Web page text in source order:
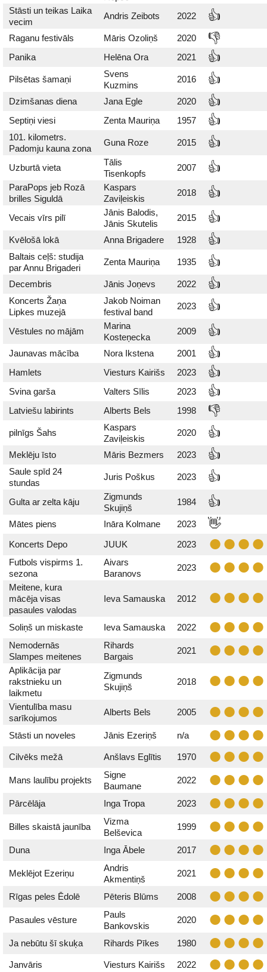
Stāsti un teikas Laika
vecim
Andris Zeibots 2022 👍
Raganu festivāls Māris Ozoliņš 2020 👎
Panika Helēna Ora 2021 👍
Pilsētas šamaņi
Svens
Kuzmins
2016 👍
Dzimšanas diena Jana Egle 2020 👍
Septiņi viesi Zenta Mauriņa 1957 👍
101. kilometrs.
Padomju kauna zona
Guna Roze 2015 👍
Uzburtā vieta
Tālis
Tisenkopfs
2007 👍
ParaPops jeb Rozā
brilles Siguldā
Kaspars
Zaviļeiskis
2018 👍
Vecais vīrs pilī
Jānis Balodis,
Jānis Skutelis
2015 👍
Kvēlošā lokā Anna Brigadere 1928 👍
Baltais ceļš: studija
par Annu Brigaderi
Zenta Mauriņa 1935 👍
Decembris Jānis Joņevs 2022 👍
Koncerts Žaņa
Lipkes muzejā
Jakob Noiman
festival band
2023 👍
Vēstules no mājām
Marina
Kosteņecka
2009 👍
Jaunavas mācība Nora Ikstena 2001 👍
Hamlets Viesturs Kairišs 2023 👍
Svina garša Valters Sīlis 2023 👍
Latviešu labirints Alberts Bels 1998 👎
pilnīgs Šahs
Kaspars
Zaviļeiskis
2020 👍
Meklēju īsto Māris Bezmers 2023 👍
Saule spīd 24
stundas
Juris Poškus 2023 👍
Gulta ar zelta kāju
Zigmunds
Skujiņš
1984 👍
Mātes piens Ināra Kolmane 2023 👋
Koncerts Depo JUUK
2023
Futbols vispirms 1.
sezona
Aivars
Baranovs
2023
Meitene, kura
mācēja visas
pasaules valodas
Ieva Samauska 2012
Soliņš un miskaste Ieva Samauska
2022
Nemodernās
Slampes meitenes
Rihards
Bargais
2021
Aplikācija par
rakstnieku un
laikmetu
Zigmunds
Skujiņš
2018
Vientulība masu
sarīkojumos
Alberts Bels 2005
Stāsti un noveles Jānis Ezeriņš n/a
Cilvēks mežā Anšlavs Eglītis 1970
Mans laulību projekts
Signe
Baumane
2022
Pārcēlāja Inga Tropa 2023
Billes skaistā jaunība
Vizma
Belševica
1999
Duna Inga Ābele 2017
Meklējot Ezeriņu
Andris
Akmentiņš
2021
Rīgas peles Ēdolē Pēteris Blūms 2008
Pasaules vēsture
Pauls
Bankovskis
2020
Ja nebūtu šī skuķa Rihards Pīkes 1980
Janvāris Viesturs Kairišs
2022